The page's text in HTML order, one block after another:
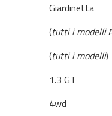
Giardinetta
(tutti i modelli
(tutti i modelli)
1.3 GT
4wd